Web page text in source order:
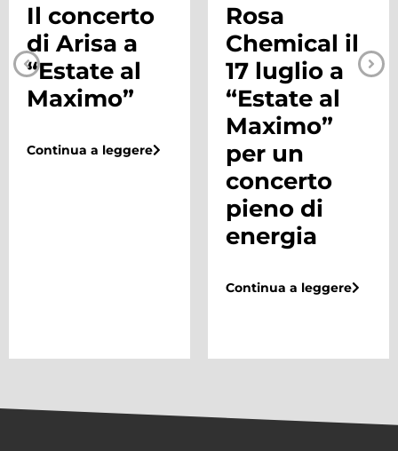
Il concerto
di Arisa a
“Estate al
Maximo”
Continua a leggere
Rosa
Chemical il
17 luglio a
“Estate al
Maximo”
per un
concerto
pieno di
energia
Continua a leggere